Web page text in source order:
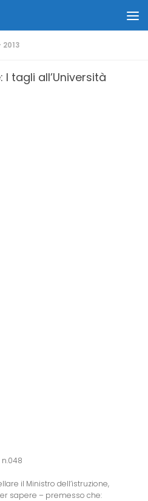
2013
tagli all’Università
il Ministro dell’istruzione,
sapere – premesso che: